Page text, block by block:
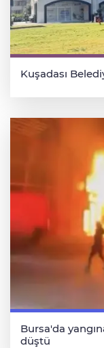
Kuşadası
Bursa'da
düştü